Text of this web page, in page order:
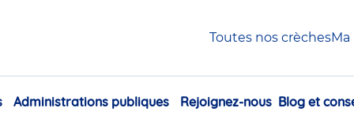
Toutes nos crèches
Navigation
Administrations publiques Rejoignez-nous Blog et